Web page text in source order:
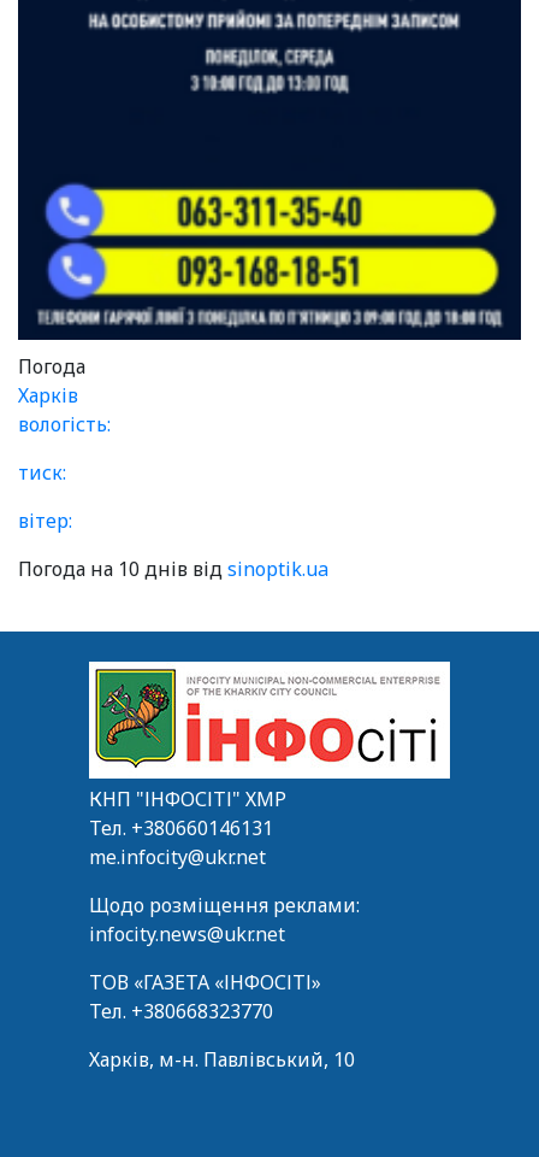
Погода
Харків
вологість:
тиск:
вітер:
Погода на 10 днів відsinoptik.ua
КНП "ІНФОСІТІ" ХМР
Тел. +380660146131
me.infocity@ukr.net
Щодо розміщення реклами:
infocity.news@ukr.net
ТОВ «ГАЗЕТА «ІНФОСІТІ»
Тел. +380668323770
Харків, м-н. Павлівський, 10